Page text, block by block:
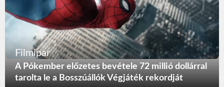
Filmipar
A Pókember előzetes bevétele 72 millió dollárral
tarolta le a Bosszúállók Végjáték rekordját